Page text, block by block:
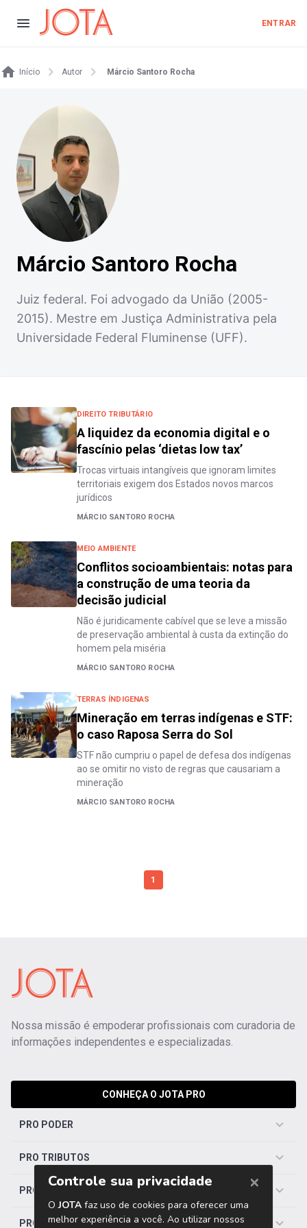
ENTRAR
Início Autor Márcio Santoro Rocha
Márcio Santoro Rocha
Juiz federal. Foi advogado da União (2005-
2015). Mestre em Justiça Administrativa pela
Universidade Federal Fluminense (UFF).
DIREITO TRIBUTÁRIO
A liquidez da economia digital e o
fascínio pelas ‘dietas low tax’
Trocas virtuais intangíveis que ignoram limites
territoriais exigem dos Estados novos marcos
jurídicos
MÁRCIO SANTORO ROCHA
MEIO AMBIENTE
Conflitos socioambientais: notas para
a construção de uma teoria da
decisão judicial
Não é juridicamente cabível que se leve a missão
de preservação ambiental à custa da extinção do
homem pela miséria
MÁRCIO SANTORO ROCHA
TERRAS ÍNDIGENAS
Mineração em terras indígenas e STF:
o caso Raposa Serra do Sol
STF não cumpriu o papel de defesa dos indígenas
ao se omitir no visto de regras que causariam a
mineração
MÁRCIO SANTORO ROCHA
1
Nossa missão é empoderar profissionais com curadoria de
informações independentes e especializadas.
CONHEÇA O JOTA PRO
PRO PODER
PRO TRIBUTOS
PRO TRABALHISTA
PRO SAÚDE